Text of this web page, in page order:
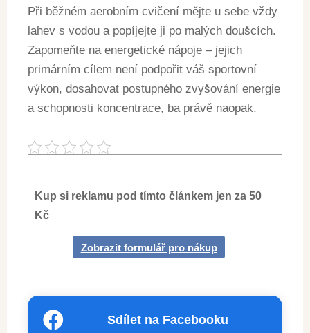
Při běžném aerobním cvičení mějte u sebe vždy
lahev s vodou a popíjejte ji po malých doušcích.
Zapomeňte na energetické nápoje – jejich
primárním cílem není podpořit váš sportovní
výkon, dosahovat postupného zvyšování energie
a schopnosti koncentrace, ba právě naopak.
Kup si reklamu pod tímto článkem jen za 50
Kč
Zobrazit formulář pro nákup
Sdílet na Facebooku